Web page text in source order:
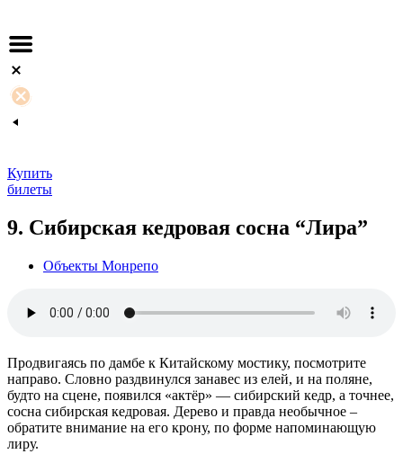
Купить
билеты
9. Сибирская кедровая сосна “Лира”
Объекты Монрепо
Продвигаясь по дамбе к Китайскому мостику, посмотрите
направо. Словно раздвинулся занавес из елей, и на поляне,
будто на сцене, появился «актёр» — сибирский кедр, а точнее,
сосна сибирская кедровая. Дерево и правда необычное –
обратите внимание на его крону, по форме напоминающую
лиру.